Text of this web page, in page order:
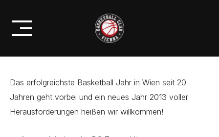
contentHAPPY NEW YEAR 2013
Das erfolgreichste Basketball Jahr in Wien seit 20
Jahren geht vorbei und ein neues Jahr 2013 voller
Herausforderungen heißen wir willkommen!